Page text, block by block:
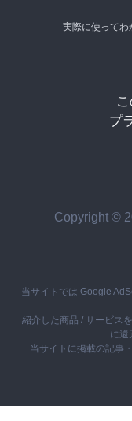
実際に使ってわ
プ
Copyright ©
当サイトでは Google
紹介した商品 / サービス
に還
当サイトに掲載の記事